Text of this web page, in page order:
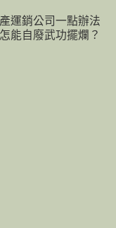
運銷公司一點辦法
能自廢武功擺爛？